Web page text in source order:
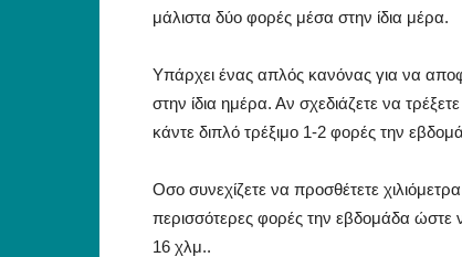
μάλιστα δύο φορές μέσα στην ίδια μέρα.
Υπάρχει ένας απλός κανόνας για να
στην ίδια ημέρα. Αν σχεδιάζετε να
κάντε διπλό τρέξιμο 1-2 φορές την
Οσο συνεχίζετε να προσθέτετε
περισσότερες φορές την εβδομάδα ώστε
16 χλμ..